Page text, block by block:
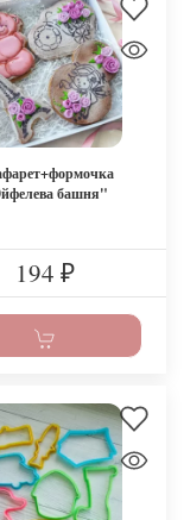
башня"
194 ₽